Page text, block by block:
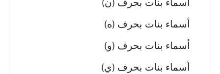
أسماء بنات بحرف (ن)
أسماء بنات بحرف (ه)
أسماء بنات بحرف (و)
أسماء بنات بحرف (ي)